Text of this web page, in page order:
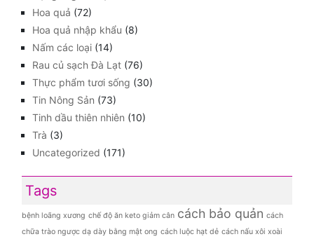
Hoa quả (72)
Hoa quả nhập khẩu (8)
Nấm các loại (14)
Rau củ sạch Đà Lạt (76)
Thực phẩm tươi sống (30)
Tin Nông Sản (73)
Tinh dầu thiên nhiên (10)
Trà (3)
Uncategorized (171)
Tags
bệnh loãng xương chế độ ăn keto giảm cân cách bảo quản cách
chữa trào ngược dạ dày bằng mật ong cách luộc hạt dẻ cách nấu xôi xoài